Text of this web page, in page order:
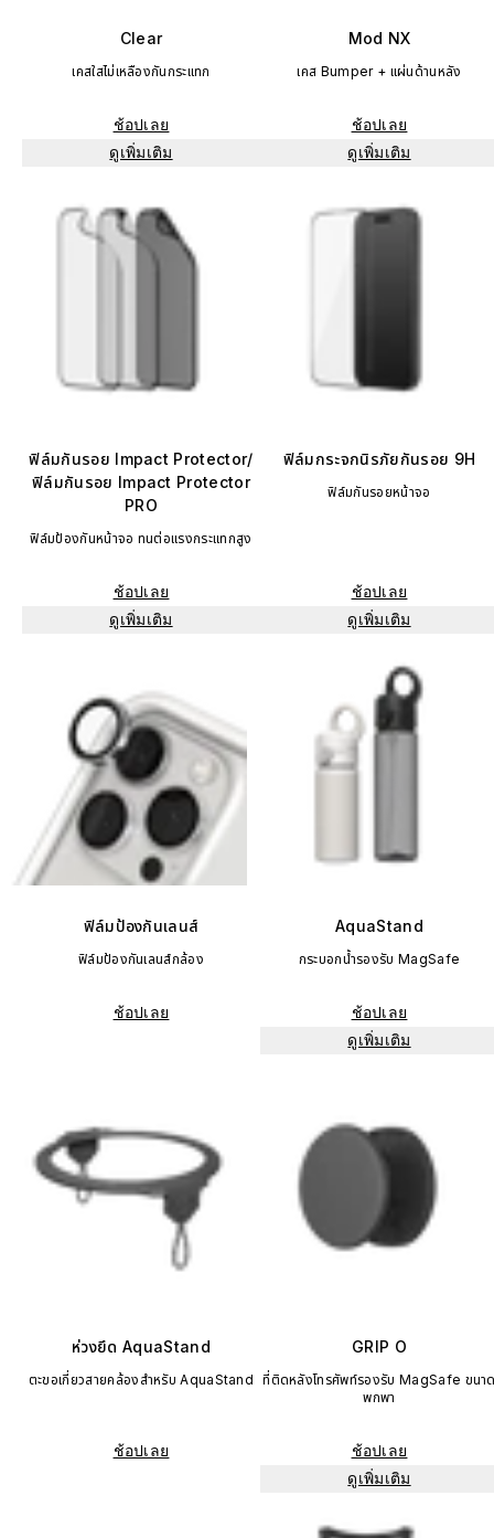
Clear
เคสใสไม่เหลืองกันกระแทก
ช้อปเลย
ดูเพิ่มเติม
Mod NX
เคส Bumper + แผ่นด้านหลัง
ช้อปเลย
ดูเพิ่มเติม
ฟิล์มกันรอย Impact Protector/
ฟิล์มกันรอย Impact Protector
PRO
ฟิล์มป้องกันหน้าจอ ทนต่อแรงกระแทกสูง
ช้อปเลย
ดูเพิ่มเติม
ฟิล์มกระจกนิรภัยกันรอย 9H
ฟิล์มกันรอยหน้าจอ
ช้อปเลย
ดูเพิ่มเติม
ฟิล์มป้องกันเลนส์
ฟิล์มป้องกันเลนส์กล้อง
ช้อปเลย
AquaStand
กระบอกน้ำรองรับ MagSafe
ช้อปเลย
ดูเพิ่มเติม
ห่วงยึด AquaStand
ตะขอเกี่ยวสายคล้องสำหรับ AquaStand
ช้อปเลย
GRIP O
ที่ติดหลังโทรศัพท์รองรับ MagSafe ขนา
พกพา
ช้อปเลย
ดูเพิ่มเติม